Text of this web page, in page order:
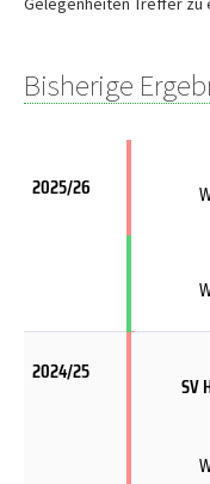
Bisherige
2025/26
2024/25
SV